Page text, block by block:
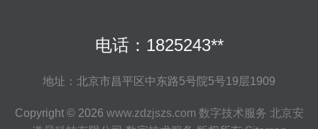
电话：1825243**
地址：北京市昌平区中东路5号院5号19层1909
Copyright © 2026 www.zdzjszs.com 数字技术服务 北京安